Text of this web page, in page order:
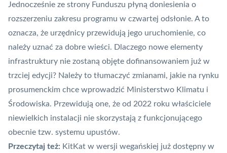
Jednocześnie ze strony Funduszu płyną doniesienia o
rozszerzeniu zakresu programu w czwartej odsłonie. A to
oznacza, że urzędnicy przewidują jego uruchomienie, co
należy uznać za dobre wieści. Dlaczego nowe elementy
infrastruktury nie zostaną objęte dofinansowaniem już w
trzciej edycji? Należy to tłumaczyć zmianami, jakie na rynku
prosumenckim chce wprowadzić Ministerstwo Klimatu i
Środowiska. Przewidują one, że od 2022 roku właściciele
niewielkich instalacji nie skorzystają z funkcjonującego
obecnie tzw. systemu upustów.
Przeczytaj też: KitKat w wersji wegańskiej już dostępny w